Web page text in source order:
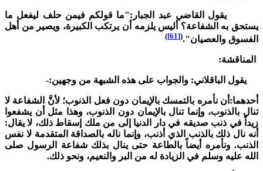
القاضي عبد الجبار:"ما قولكم فيمن حلف ليفعل ما
به الشفاعة؟ أليس يلزمه أن يرتكب الكبيرة، ويصير من أهل
والعصيان". (
[61]
)
المناقشة:
الباقلاني: والجواب على هذه الشبهة من وجهين:-
نأمره بالتمسك بالإيمان دون فعل الذنوب؛ لأنَّ الشفاعة لا
بالذنوب، وإنما تنال بالإيمان دون الذنوب، وهذا مثل أن يشفعوا
في ذنب صديقه في دار الدنيا إلى من ملك إسقاط ذلك، لا يقال:
نال ذلك بالذنب الذي أذنب، وإنما ناله بالصداقة المتقدمة لا نفس
ونأمره أيضاً بالطاعة حتى ينال بذلك شفاعة الرسول صلى
عليه وسلم في الزيادة له من البر والنعيم، ونحو ذلك.